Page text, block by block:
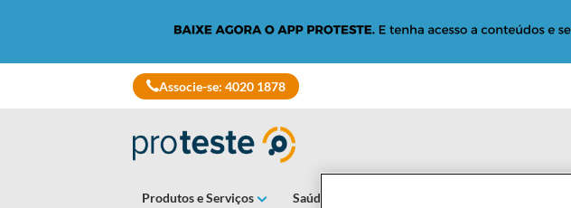
content
Associe-se: 4020 1878
Produtos e Serviços Saúde e Alimentação